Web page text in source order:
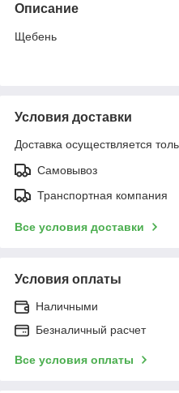
Описание
Щебень
Условия доставки
Доставка осуществляется
Самовывоз
Транспортная компания
Все условия доставки
Условия оплаты
Наличными
Безналичный расчет
Все условия оплаты